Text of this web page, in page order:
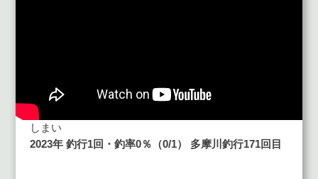
しまい
2023年 釣行1回・釣率0％（0/1） 多摩川釣行171回目